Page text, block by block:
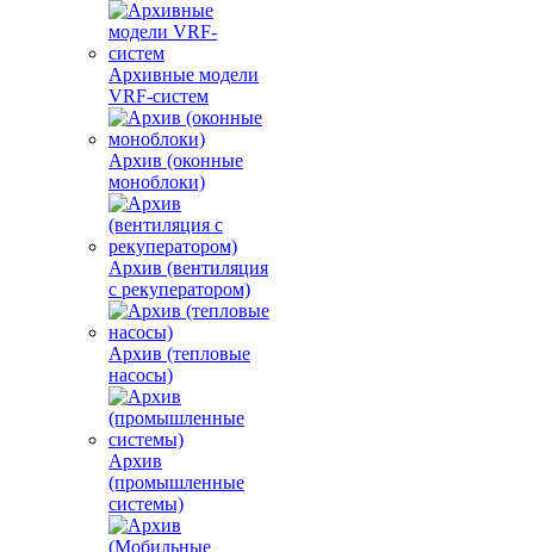
Архивные модели
VRF-систем
Архив (оконные
моноблоки)
Архив (вентиляция
с рекуператором)
Архив (тепловые
насосы)
Архив
(промышленные
системы)